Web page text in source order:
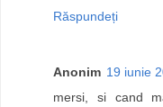
Răspundeți
Anonim 19 iunie
mersi, si cand